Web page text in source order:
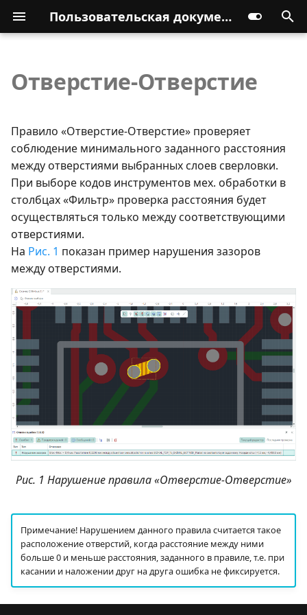
Пользовательская документация
Отверстие-Отверстие
Правило «Отверстие-Отверстие» проверяет
соблюдение минимального заданного расстояния
между отверстиями выбранных слоев сверловки.
При выборе кодов инструментов мех. обработки в
столбцах «Фильтр» проверка расстояния будет
осуществляться только между соответствующими
отверстиями.
На Рис. 1 показан пример нарушения зазоров
между отверстиями.
Рис. 1 Нарушение правила «Отверстие-Отверстие»
Примечание! Нарушением данного правила считается такое
расположение отверстий, когда расстояние между ними
больше 0 и меньше расстояния, заданного в правиле, т.е. при
касании и наложении друг на друга ошибка не фиксируется.